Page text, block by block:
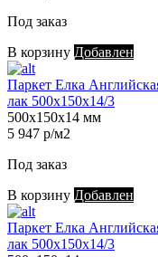
Под заказ
В корзину Добавлен
Паркет Елка
лак 500х150х14/3
500х150х14 мм
5 947 р/м2
Под заказ
В корзину Добавлен
Паркет Елка
лак 500х150х14/3